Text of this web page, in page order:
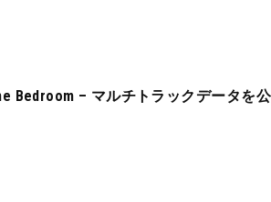
Bedroom – マルチトラックデータを公